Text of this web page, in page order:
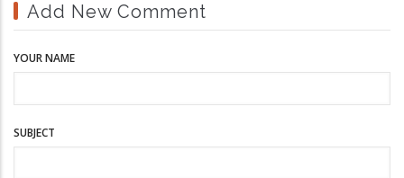
Add New Comment
YOUR NAME
SUBJECT